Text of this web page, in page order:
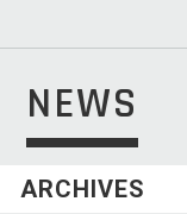
NEWS
ARCHIVES